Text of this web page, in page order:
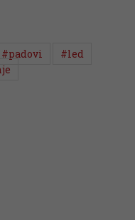
#padovi
#led